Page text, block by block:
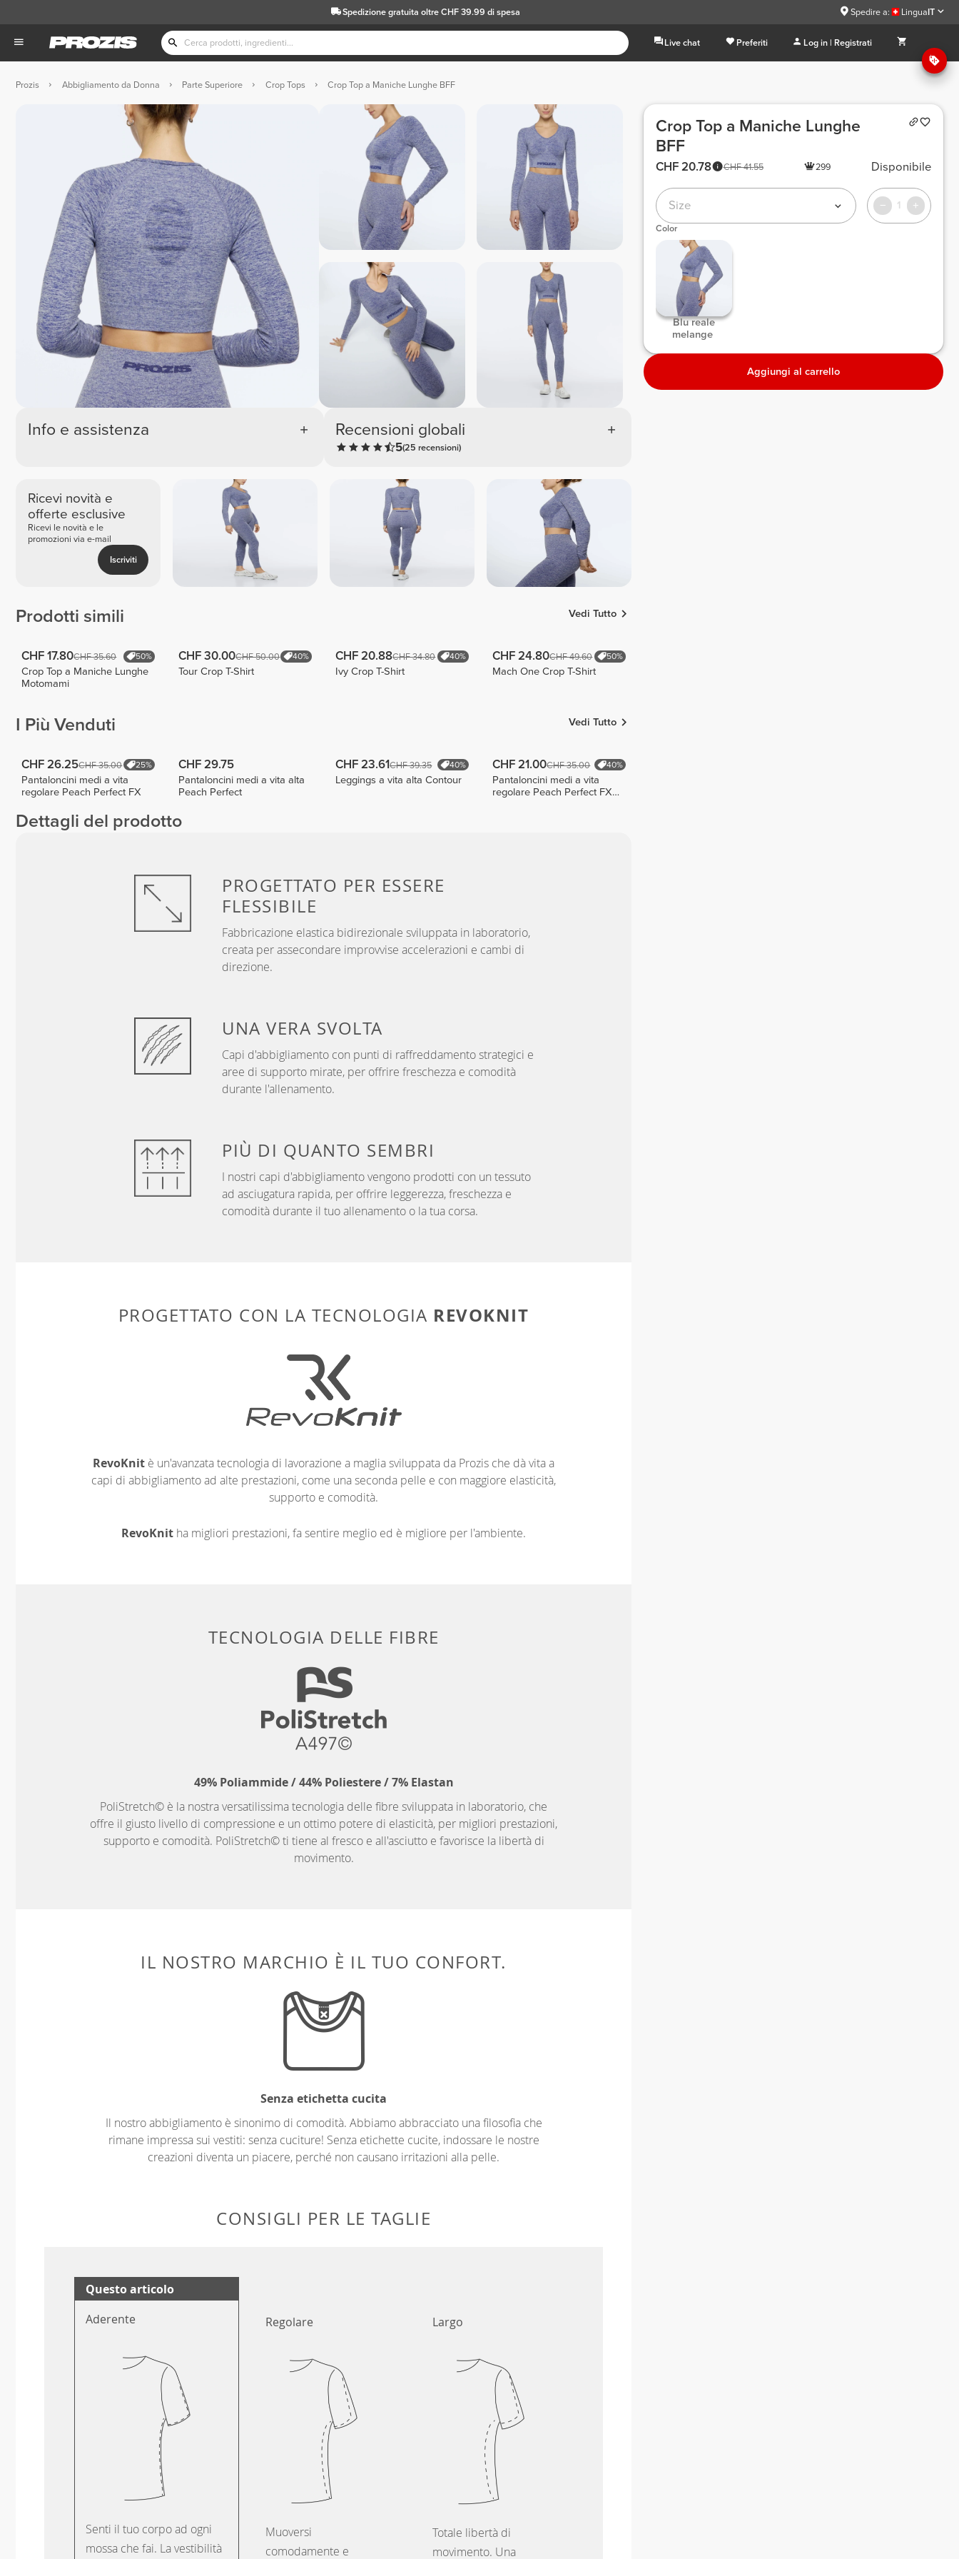
Spedizione gratuita oltre CHF 39.99 di spesa Spedire a: LinguaIT
Live chat Preferiti Log in | Registrati
Prozis Abbigliamento da Donna Parte Superiore Crop Tops Crop Top a Maniche Lunghe BFF
Info e assistenza Recensioni globali
5(25 recensioni)
Ricevi novità e
offerte esclusive
Ricevi le novità e le
promozioni via e-mail
Iscriviti
Prodotti simili Vedi Tutto
CHF 17.80CHF 35.60 50%
Crop Top a Maniche Lunghe
Motomami
CHF 30.00CHF 50.00 40%
Tour Crop T-Shirt
CHF 20.88CHF 34.80 40%
Ivy Crop T-Shirt
CHF 24.80CHF 49.60 50%
Mach One Crop T-Shirt
I Più Venduti Vedi Tutto
CHF 26.25CHF 35.00 25%
Pantaloncini medi a vita
regolare Peach Perfect FX
CHF 29.75
Pantaloncini medi a vita alta
Peach Perfect
CHF 23.61CHF 39.35 40%
Leggings a vita alta Contour
CHF 21.00CHF 35.00 40%
Pantaloncini medi a vita
regolare Peach Perfect FX
Dettagli del prodotto
PROGETTATO PER ESSERE
FLESSIBILE
Fabbricazione elastica bidirezionale sviluppata in laboratorio,
creata per assecondare improvvise accelerazioni e cambi di
direzione.
UNA VERA SVOLTA
Capi d'abbigliamento con punti di raffreddamento strategici e
aree di supporto mirate, per offrire freschezza e comodità
durante l'allenamento.
PIÙ DI QUANTO SEMBRI
I nostri capi d'abbigliamento vengono prodotti con un tessuto
ad asciugatura rapida, per offrire leggerezza, freschezza e
comodità durante il tuo allenamento o la tua corsa.
PROGETTATO CON LA TECNOLOGIA REVOKNIT
RevoKnit è un'avanzata tecnologia di lavorazione a maglia sviluppata da Prozis che dà vita a
capi di abbigliamento ad alte prestazioni, come una seconda pelle e con maggiore elasticità,
supporto e comodità.
RevoKnit ha migliori prestazioni, fa sentire meglio ed è migliore per l'ambiente.
TECNOLOGIA DELLE FIBRE
49% Poliammide / 44% Poliestere / 7% Elastan
PoliStretch© è la nostra versatilissima tecnologia delle fibre sviluppata in laboratorio, che
offre il giusto livello di compressione e un ottimo potere di elasticità, per migliori prestazioni,
supporto e comodità. PoliStretch© ti tiene al fresco e all'asciutto e favorisce la libertà di
movimento.
IL NOSTRO MARCHIO È IL TUO CONFORT.
Senza etichetta cucita
Il nostro abbigliamento è sinonimo di comodità. Abbiamo abbracciato una filosofia che
rimane impressa sui vestiti: senza cuciture! Senza etichette cucite, indossare le nostre
creazioni diventa un piacere, perché non causano irritazioni alla pelle.
CONSIGLI PER LE TAGLIE
Questo articolo
Aderente
Senti il tuo corpo ad ogni
mossa che fai. La vestibilità
Regolare
Muoversi
comodamente e
Largo
Totale libertà di
movimento. Una
Crop Top a Maniche Lunghe
BFF
CHF 41.55
CHF 20.78 299 Disponibile
Size 1
Color
Blu reale
melange
Aggiungi al carrello